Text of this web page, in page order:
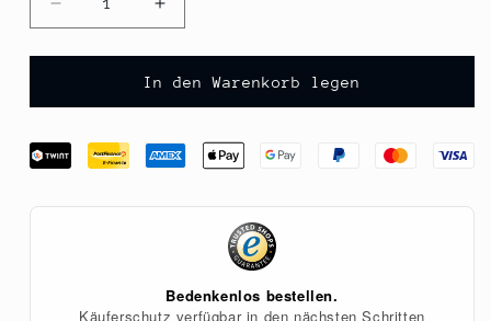
Verringere
die
Menge
Viveri
Eingelegte
getrocknete
Erhöhe
die
Menge
für
Viveri
Eingelegte
getrocknete
Sonnenblumenöl,
g
In den Warenkorb legen